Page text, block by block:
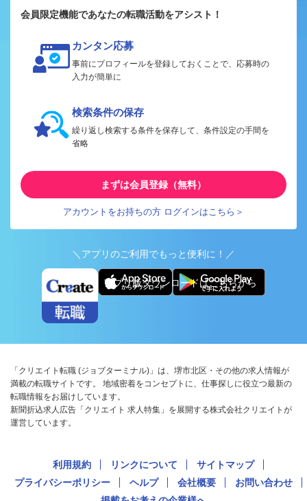
会員限定機能であなたの転職活動をアシスト！
カンタン応募
事前にプロフィールを登録しておくことで、応募時の
入力が簡単に
検索条件の保存
繰り返し検索する条件を保存して、条件設定の手間を
省略
まずは会員登録（無料）
アカウントをお持ちの方 ログインはこちら＞
＼アプリのご利用でもっと便利に！／
アプリ版ダウンロードはこちらから
「クリエイト転職 (ジョブターミナル)」は、堺市北区・その他の求人情報が
満載の転職サイトです。 地域密着をコンセプトに、仕事探しに役立つ最新の
転職情報をお届けしています。
新聞折込求人広告「クリエイト 求人特集」を展開する株式会社クリエイトが
運営しています。
利用規約 リンクについて
サイトマップ
プライバシーポリシー
ヘルプ 会社概要
お問い合わせ